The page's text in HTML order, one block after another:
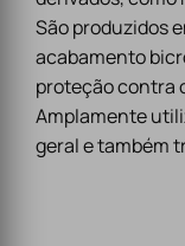
São produzidos
acabamento
proteção contra
Amplamente
geral e também